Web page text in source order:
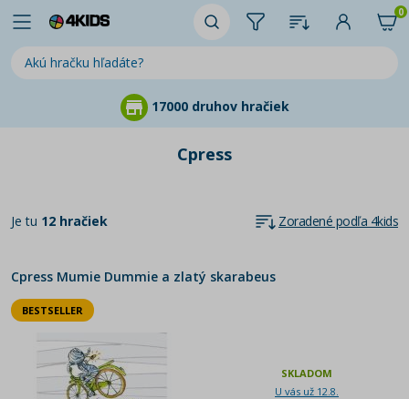
0
17000 druhov hračiek
Cpress
Je tu 12 hračiek Zoradené podľa 4kids
Cpress Mumie Dummie a zlatý skarabeus
BESTSELLER
SKLADOM
U vás už 12.8.